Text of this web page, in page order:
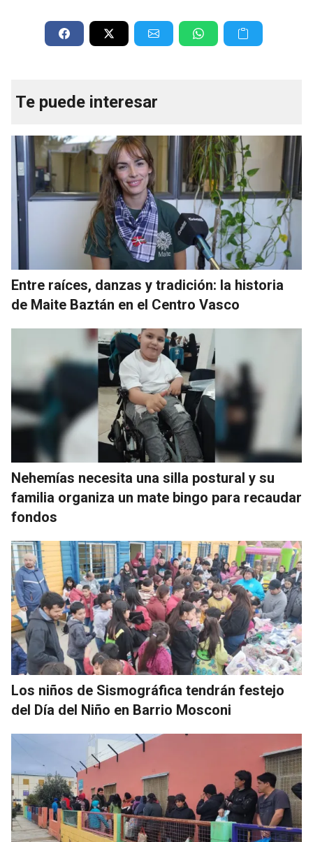
Te puede interesar
Entre raíces, danzas y tradición: la historia
de Maite Baztán en el Centro Vasco
Nehemías necesita una silla postural y su
familia organiza un mate bingo para recaudar
fondos
Los niños de Sismográfica tendrán festejo
del Día del Niño en Barrio Mosconi